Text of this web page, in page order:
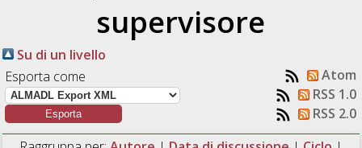
supervisore
Su di un livello
Esporta come
Atom
RSS 1.0
RSS 2.0